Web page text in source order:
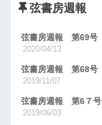
弦書房週報
弦書房週報 第69号
2020/04/13
弦書房週報 第68号
2019/11/07
弦書房週報 第6７号
2019/06/03